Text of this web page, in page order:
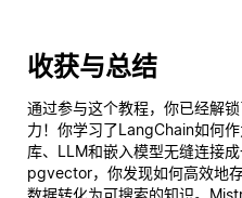
收获与总结
通过参与这个教程，你已经解
力！你学习了LangChain如何
库、LLM和嵌入模型无缝连接
pgvector，你发现如何高效地
数据转化为可搜索的知识。